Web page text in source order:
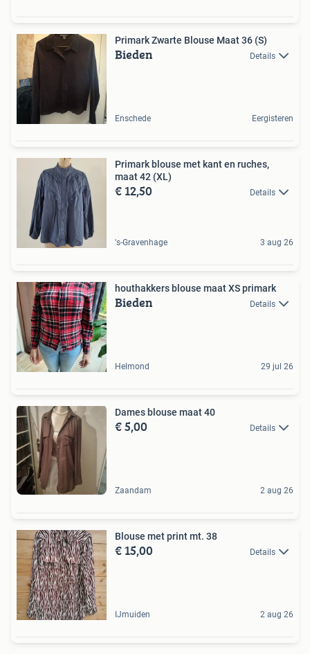
Primark Zwarte Blouse Maat 36 (S)
Bieden Details
Enschede Eergisteren
Primark blouse met kant en ruches,
maat 42 (XL)
€ 12,50 Details
's-Gravenhage 3 aug 26
houthakkers blouse maat XS primark
Bieden Details
Helmond 29 jul 26
Dames blouse maat 40
€ 5,00 Details
Zaandam 2 aug 26
Blouse met print mt. 38
€ 15,00 Details
IJmuiden 2 aug 26